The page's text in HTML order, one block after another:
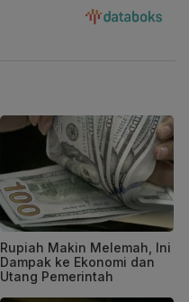
Rupiah Makin Melemah, Ini
Dampak ke Ekonomi dan
Utang Pemerintah